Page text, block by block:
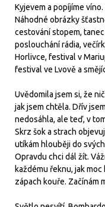
Kyjevem a popíjíme
Náhodné obrázky
cestování stopem,
poslouchání rádia,
Horlivce, festival v
festival ve Lvově a
Uvědomila jsem si, že
jak jsem chtěla. Dřív
nedosáhla, ale teď, v
Skrz šok a strach
utíkám hlouběji do
Opravdu chci dál žít.
každému řeknu, jak
zápach kouře. Začínám